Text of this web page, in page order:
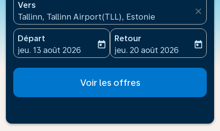
Vers
Tallinn, Tallinn Airport(TLL), Estonie
close
Départ
fc-booking-departure-date-aria-label
jeu. 13 août 2026
today
Retour
fc-booking-return-date-
jeu. 20 août 2026
today
Voir les offres